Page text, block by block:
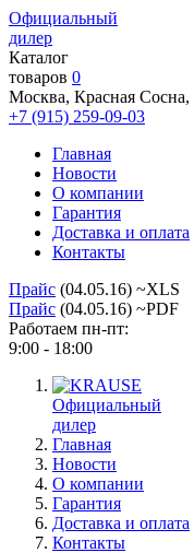
Официальный
дилер
Каталог
товаров 0
Москва, Красная Сосна,
+7 (915) 259-09-03
Главная
Новости
О компании
Гарантия
Доставка и оплата
Контакты
Прайс (04.05.16) ~XLS
Прайс (04.05.16) ~PDF
Работаем пн-пт:
9:00 - 18:00
Официальный
дилер
Главная
Новости
О компании
Гарантия
Доставка и оплата
Контакты